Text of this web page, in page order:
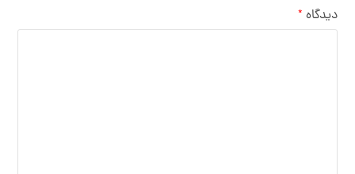
دیدگاه *